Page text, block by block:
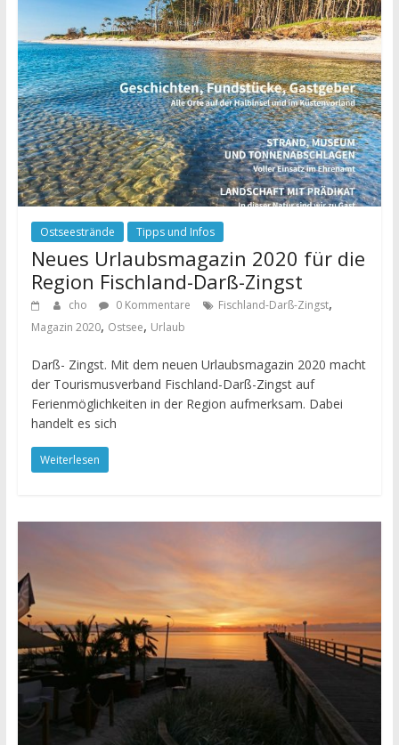
Ostseestrände Tipps und Infos
Neues Urlaubsmagazin 2020 für die
Region Fischland-Darß-Zingst
cho 0 Kommentare Fischland-Darß-Zingst,
Magazin 2020, Ostsee, Urlaub
Darß- Zingst. Mit dem neuen Urlaubsmagazin 2020 macht
der Tourismusverband Fischland-Darß-Zingst auf
Ferienmöglichkeiten in der Region aufmerksam. Dabei
handelt es sich
Weiterlesen